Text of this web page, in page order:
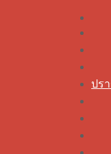
ปร